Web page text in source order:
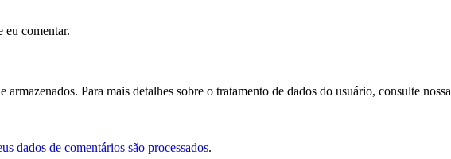
eu comentar.
Para mais detalhes sobre o tratamento de dados do usuário, consulte nossa
dados de comentários são processados.